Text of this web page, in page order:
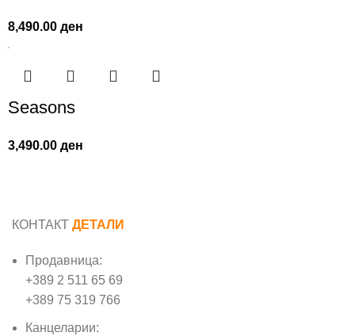
8,490.00ден
Seasons
3,490.00ден
КОНТАКТ ДЕТАЛИ
Продавница:
+389 2 511 65 69
+389 75 319 766
Канцеларии: